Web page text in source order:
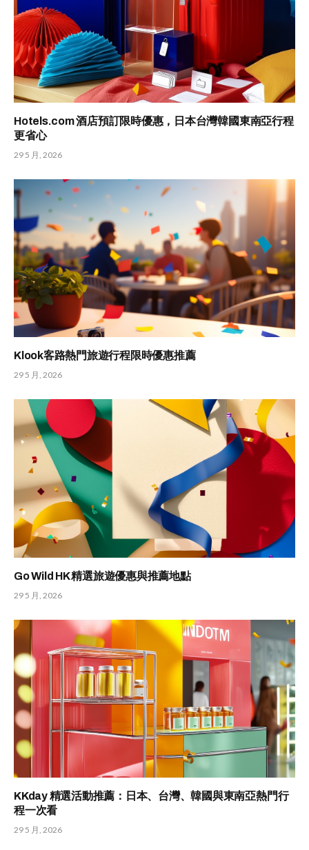
Hotels.com 酒店預訂限時優惠，日本台灣韓國東南亞行程
更省心
29 5 月, 2026
Klook客路熱門旅遊行程限時優惠推薦
29 5 月, 2026
Go Wild HK 精選旅遊優惠與推薦地點
29 5 月, 2026
KKday 精選活動推薦：日本、台灣、韓國與東南亞熱門行
程一次看
29 5 月, 2026